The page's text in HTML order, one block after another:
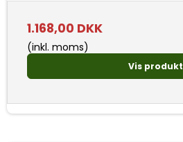
1.168,00 DKK
(inkl. moms)
Vis produkt